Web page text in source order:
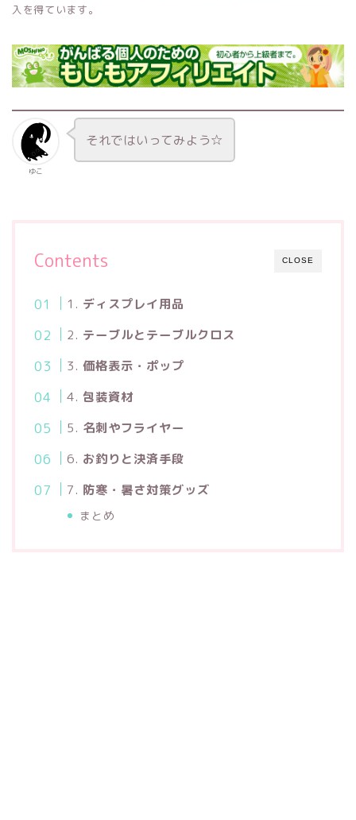
入を得ています。
ゆこ
それではいってみよう☆
CLOSE
Contents
1. ディスプレイ用品
2. テーブルとテーブルクロス
3.価格表示・ポップ
4.包装資材
5. 名刺やフライヤー
6. お釣りと決済手段
7. 防寒・暑さ対策グッズ
まとめ